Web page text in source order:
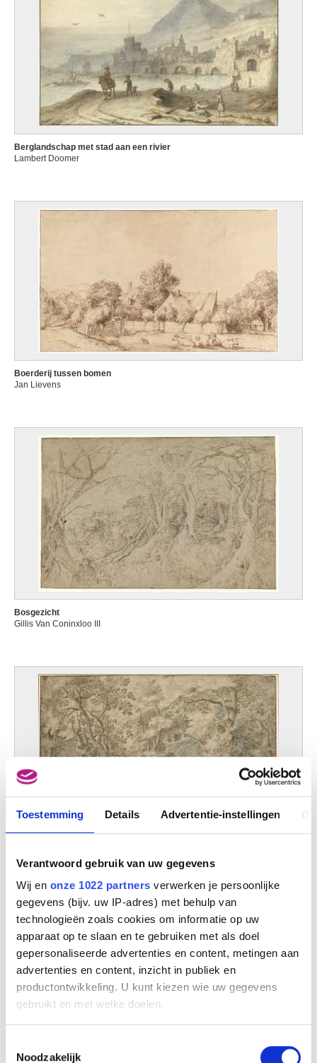
Toestemming Details Advertentie-instellingen
Verantwoord gebruik van uw gegevens
Wij en onze 1022 partners verwerken je persoonlijke
gegevens (bijv. uw IP-adres) met behulp van
technologieën zoals cookies om informatie op uw
apparaat op te slaan en te gebruiken met als doel
gepersonaliseerde advertenties en content, metingen aan
advertenties en content, inzicht in publiek en
productontwikkeling. U kunt kiezen wie uw gegevens
gebruikt en met welke doelen.
Informatie verzamelen over uw geografische
Noodzakelijk
Berglandschap met stad aan een rivier
Lambert Doomer
Boerderij tussen bomen
Jan Lievens
Bosgezicht
Gillis Van Coninxloo III
Gillis van Coninxloo III (navolger van)